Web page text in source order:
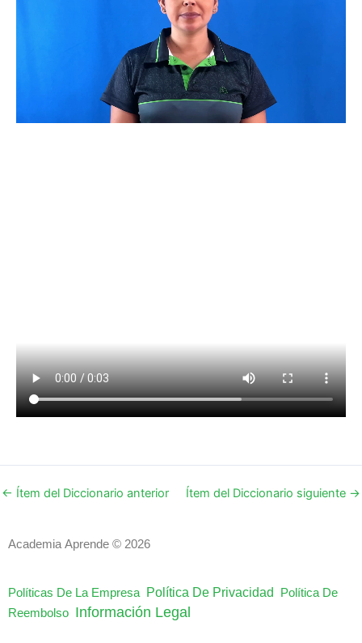
← Ítem del Diccionario anterior Ítem del Diccionario siguiente →
Academia Aprende © 2026
Políticas De La Empresa Política De Privacidad
Política De
Reembolso Información Legal